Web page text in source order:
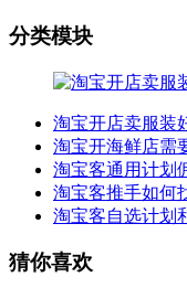
分类模块
淘宝开店卖服装
淘宝开海鲜店需
淘宝客通用计划
淘宝客推手如何
淘宝客自选计划
猜你喜欢